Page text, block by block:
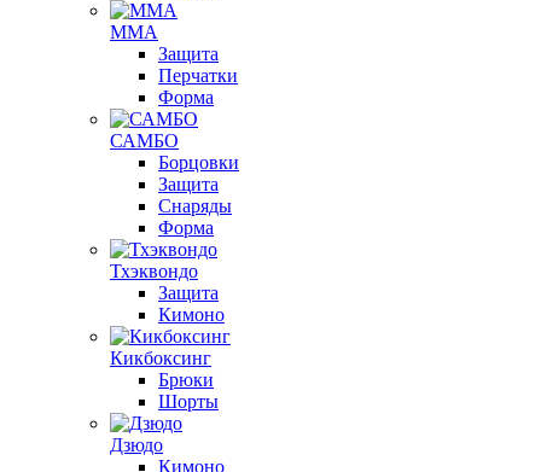
ММА
Защита
Перчатки
Форма
САМБО
Борцовки
Защита
Снаряды
Форма
Тхэквондо
Защита
Кимоно
Кикбоксинг
Брюки
Шорты
Дзюдо
Кимоно